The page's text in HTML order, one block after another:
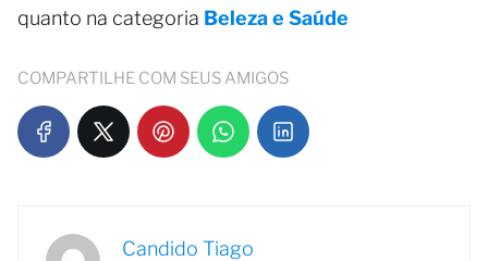
quanto na categoria Beleza e Saúde
COMPARTILHE COM SEUS AMIGOS
Candido Tiago